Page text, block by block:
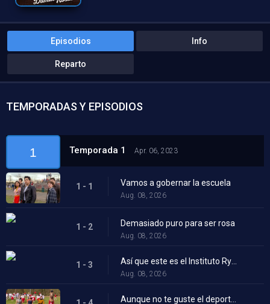
Episodios Info
Reparto
TEMPORADAS Y EPISODIOS
1 Temporada 1 Apr. 06, 2023
1 - 1 Vamos a gobernar la escuela
Aug. 08, 2026
1 - 2 Demasiado puro para ser rosa
Aug. 08, 2026
1 - 3
Aug. 08, 2026